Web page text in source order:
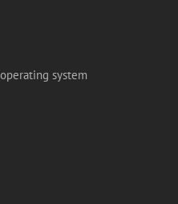
system